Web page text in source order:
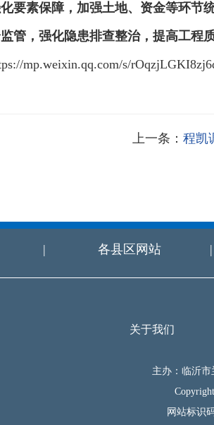
要素保障，加强土地、 资金等环节
管，强化隐患排查整治， 提高工程
mp.weixin.qq.com/s/
上一条： 程凯
| 各县区网站 |
关于我们
主办：临沂
网站标识